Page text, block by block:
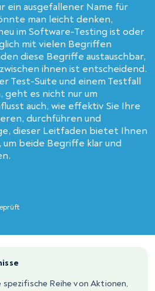
ein ausgefallener Name für
man leicht denken,
im Software-Testing ist oder
mit vielen Begriffen
diese Begriffe austauschbar,
ihnen ist entscheidend.
Test-Suite und einem Testfall
geht es nicht nur um
auch, wie effektiv Sie Ihre
durchführen und
dieser Leitfaden bietet Ihnen
um beide Begriffe klar und
spezifische Reihe von Aktionen,